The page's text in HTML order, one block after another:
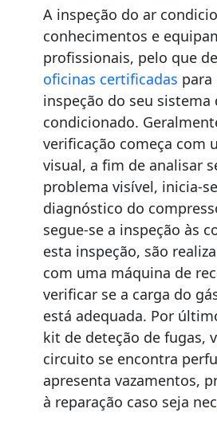
A inspeção do ar
conhecimentos e
profissionais, pelo que
oficinas certificadas para
inspeção do seu sistema
condicionado.
verificação começa com
visual, a fim de analisar
problema visível, inicia-
diagnóstico do
segue-se a inspeção às
esta inspeção, são
com uma máquina de
verificar se a carga do
está adequada. Por
kit de deteção de fugas,
circuito se encontra
apresenta vazamentos,
à reparação caso seja